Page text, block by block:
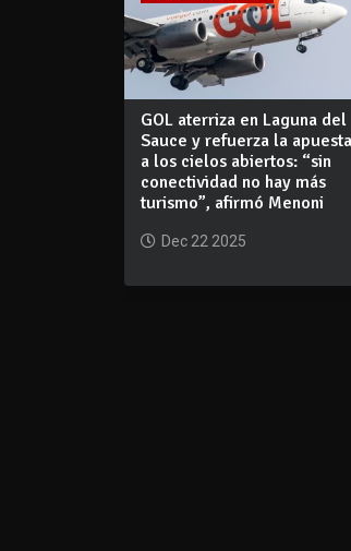
GOL aterriza en Laguna del
Sauce y refuerza la apuesta
a los cielos abiertos: “sin
conectividad no hay más
turismo”, afirmó Menoni
Dec 22 2025